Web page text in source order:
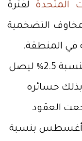
المتحدة لفترة
التضخمية
في المنطقة.
وانخفض سعر الذهب الفوري بنسبة 2.5% ليصل
بذلك خسائره
كما تراجعت العقود
أغسطس بنسبة